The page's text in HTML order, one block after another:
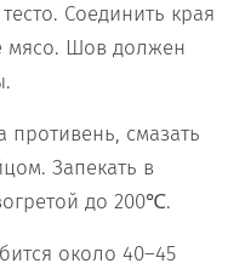
Соединить края
мясо. Шов должен
смазать
Запекать в
до 200℃.
около 40–45